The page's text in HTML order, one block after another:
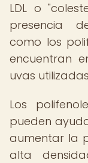
LDL o
presencia
como los
encuentran
uvas
Los
pueden
aumentar la
alta